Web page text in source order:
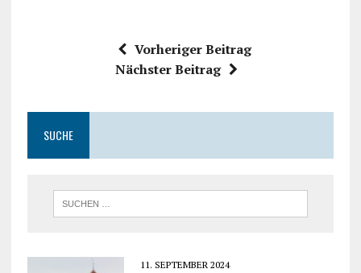
Vorheriger Beitrag
Nächster Beitrag
SUCHE
11. SEPTEMBER 2024